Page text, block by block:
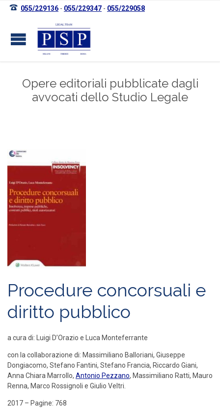
 055/229136 - 055/229347 - 055/229058
Opere editoriali pubblicate dagli
avvocati dello Studio Legale
Procedure concorsuali e
diritto pubblico
a cura di: Luigi D’Orazio e Luca Monteferrante
con la collaborazione di: Massimiliano Balloriani, Giuseppe
Dongiacomo, Stefano Fantini, Stefano Francia, Riccardo Giani,
Anna Chiara Marrollo, Antonio Pezzano, Massimiliano Ratti, Mauro
Renna, Marco Rossignoli e Giulio Veltri.
2017 – Pagine: 768